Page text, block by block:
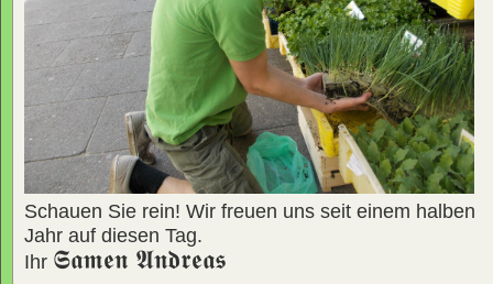
Schauen Sie rein! Wir freuen uns seit einem halben
Jahr auf diesen Tag.
Ihr 𝕾𝖆𝖒𝖊𝖓 𝕬𝖓𝖉𝖗𝖊𝖆𝖘